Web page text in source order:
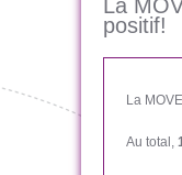
La
positif!
La
Au total,